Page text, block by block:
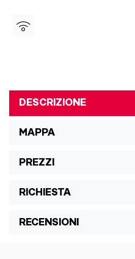
DESCRIZIONE
MAPPA
PREZZI
RICHIESTA
RECENSIONI